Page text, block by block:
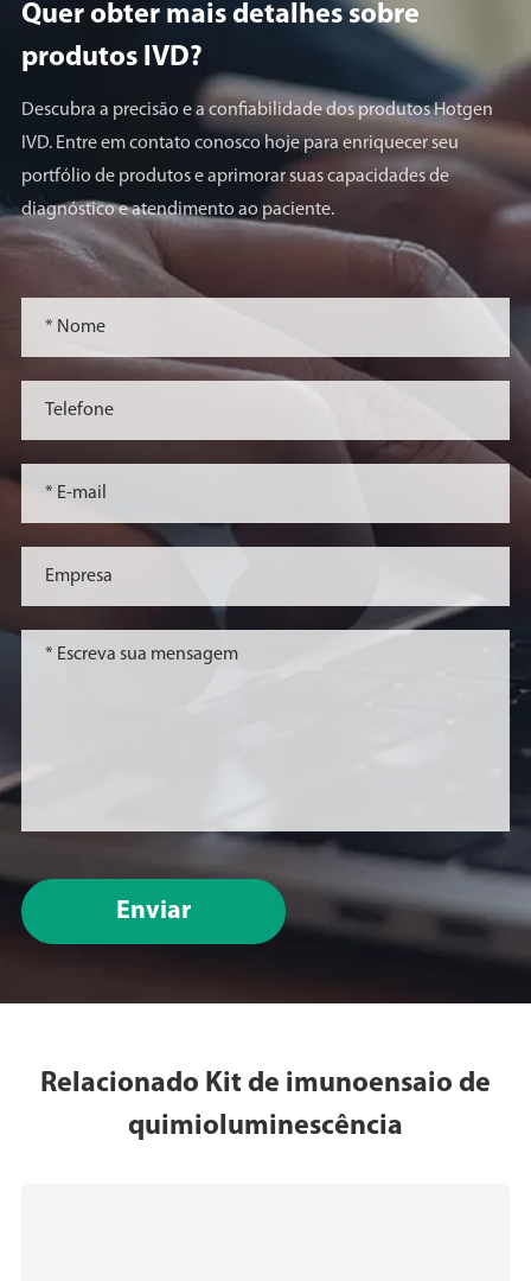
Quer obter mais detalhes sobre
produtos lVD?
Descubra a precisão e a confiabilidade dos produtos Hotgen
IVD. Entre em contato conosco hoje para enriquecer seu
portfólio de produtos e aprimorar suas capacidades de
diagnóstico e atendimento ao paciente.
Enviar
Relacionado Kit de imunoensaio de
quimioluminescência